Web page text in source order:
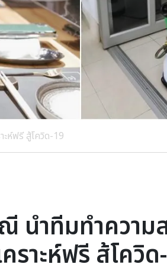
ห์ฟรี สู้โควิด-19
นำทีมทำความ
ราะห์ฟรี สู้โควิ